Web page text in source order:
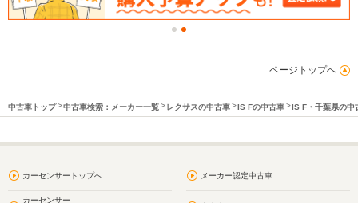
ページトップへ
中古車トップ 中古車検索：メーカー一覧 レクサスの中古車 IS Fの中古車 IS F・千葉県の中
カーセンサートップへ メーカー認定中古車
カーセンサー